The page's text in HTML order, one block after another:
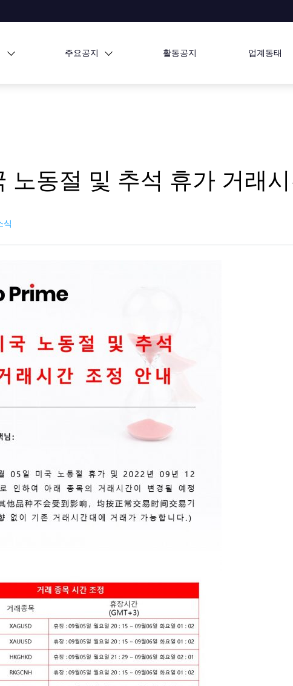
주요공지 활동공지 업계동태
노동절 및 추석 휴가 거래
식